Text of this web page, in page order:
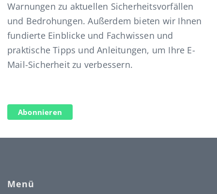
Warnungen zu aktuellen Sicherheitsvorfällen
und Bedrohungen. Außerdem bieten wir Ihnen
fundierte Einblicke und Fachwissen und
praktische Tipps und Anleitungen, um Ihre E-
Mail-Sicherheit zu verbessern.
Abonnieren
Menü